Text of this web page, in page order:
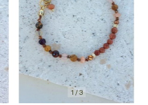
1 /3